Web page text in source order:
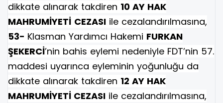
dikkate alınarak takdiren 10 AY HAK
MAHRUMİYETİ CEZASI ile cezalandırılmasına,
53- Klasman Yardımcı Hakemi FURKAN
ŞEKERCİ’nin bahis eylemi nedeniyle FDT’nin 57.
maddesi uyarınca eyleminin yoğunluğu da
dikkate alınarak takdiren 12 AY HAK
MAHRUMİYETİ CEZASI ile cezalandırılmasına,